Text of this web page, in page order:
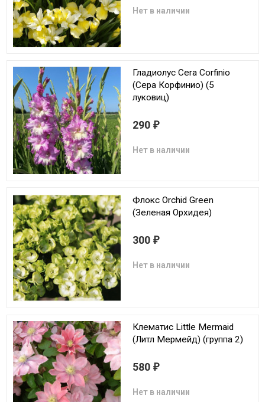
Нет в наличии
Гладиолус Cera Corfinio
(Сера Корфинио) (5
луковиц)
290 ₽
Нет в наличии
Флокс Orchid Green
(Зеленая Орхидея)
300 ₽
Нет в наличии
Клематис Little Mermaid
(Литл Мермейд) (группа 2)
580 ₽
Нет в наличии